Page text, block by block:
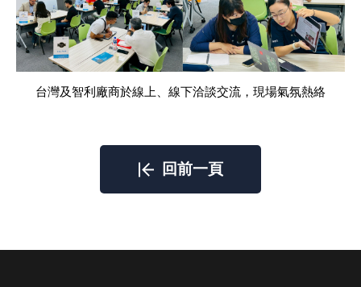
台灣及智利廠商於線上、線下洽談交流，現場氣氛熱絡
回前一頁